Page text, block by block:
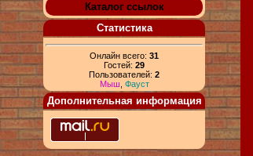
Каталог ссылок
Статистика
Онлайн всего: 31
Гостей: 29
Пользователей: 2
Мыш Фауст
Дополнительная информация